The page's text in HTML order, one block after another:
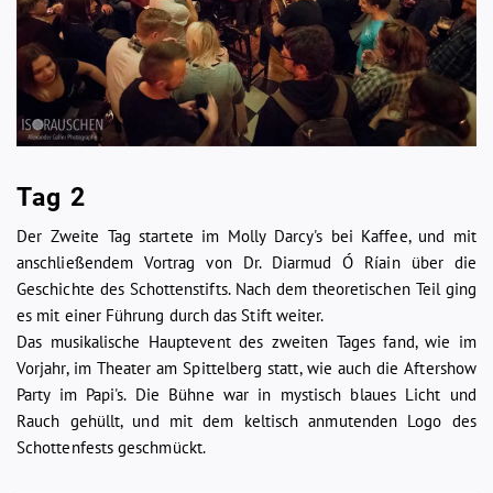
Tag 2
Der Zweite Tag startete im Molly Darcy's bei Kaffee, und mit
anschließendem Vortrag von Dr. Diarmud Ó Ríain über die
Geschichte des Schottenstifts. Nach dem theoretischen Teil ging
es mit einer Führung durch das Stift weiter.
Das musikalische Hauptevent des zweiten Tages fand, wie im
Vorjahr, im Theater am Spittelberg statt, wie auch die Aftershow
Party im Papi's. Die Bühne war in mystisch blaues Licht und
Rauch gehüllt, und mit dem keltisch anmutenden Logo des
Schottenfests geschmückt.